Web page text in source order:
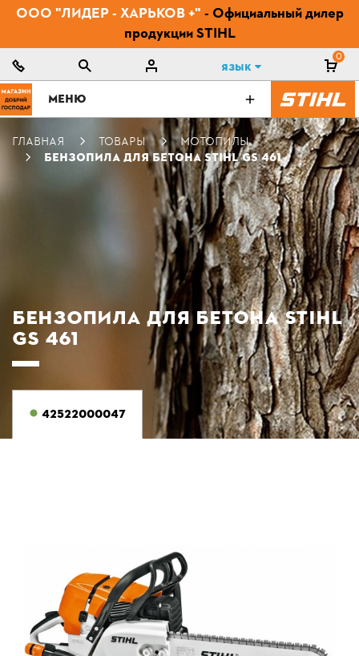
ООО "ЛИДЕР - ХАРЬКОВ +" - Официальный дилер
продукции STIHL
Язык
0
МЕНЮ
ГЛАВНАЯ ТОВАРЫ
МОТОПИЛЫ
БЕНЗОПИЛА ДЛЯ БЕТОНА STIHL GS 461
БЕНЗОПИЛА ДЛЯ БЕТОНА STIHL
GS 461
42522000047